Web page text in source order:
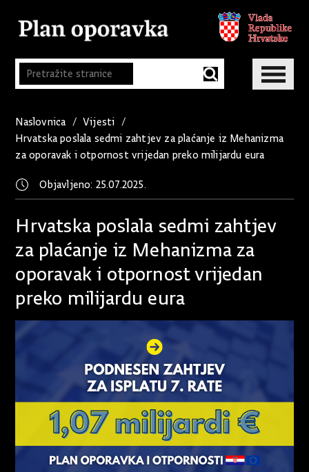
Naslovnica
Vijesti
Hrvatska poslala sedmi zahtjev za plaćanje iz Mehanizma
za oporavak i otpornost vrijedan preko milijardu eura
Objavljeno: 25.07.2025.
Hrvatska poslala sedmi zahtjev
za plaćanje iz Mehanizma za
oporavak i otpornost vrijedan
preko milijardu eura